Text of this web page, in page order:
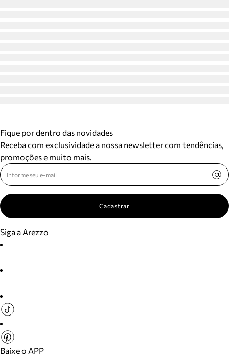
Fique por dentro das novidades
Receba com exclusividade a nossa newsletter com tendências,
promoções e muito mais.
Cadastrar
Siga a Arezzo
Baixe o APP